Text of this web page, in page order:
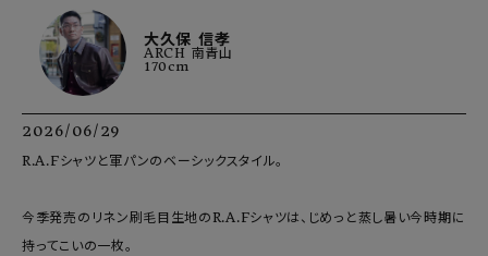
大久保 信孝
ARCH 南青山
170cm
2026/06/29
R.A.Fシャツと軍パンのベーシックスタイル。
今季発売のリネン刷毛目生地のR.A.Fシャツは、じめっと蒸し暑い今時期に
持ってこいの一枚。